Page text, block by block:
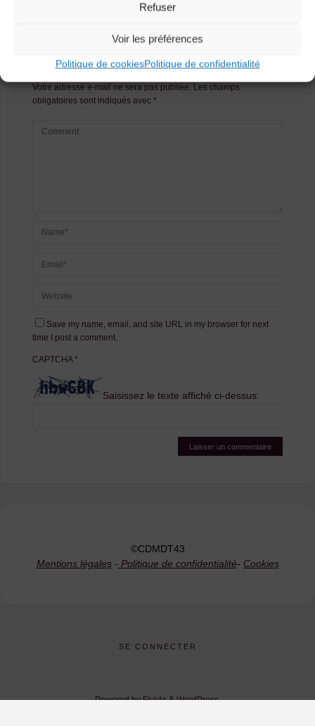
Refuser
Voir les préférences
Politique de cookiesPolitique de confidentialité
Laisser un
commentaire
Votre adresse e-mail ne sera pas publiée. Les champs
obligatoires sont indiqués avec *
Save my name, email, and site URL in my browser for next
time I post a comment.
CAPTCHA*
Saisissez le texte affiché ci-dessus:
©CDMDT43
Mentions légales- Politique de confidentialité- Cookies
SE CONNECTER
Powered byFluida&WordPress.